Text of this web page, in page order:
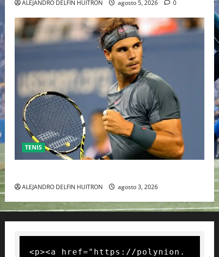
ALEJANDRO DELFIN HUITRON agosto 5, 2026 0
TENIS
ALEJANDRO DELFIN HUITRON agosto 3, 2026
<p><a href="https://polynion.